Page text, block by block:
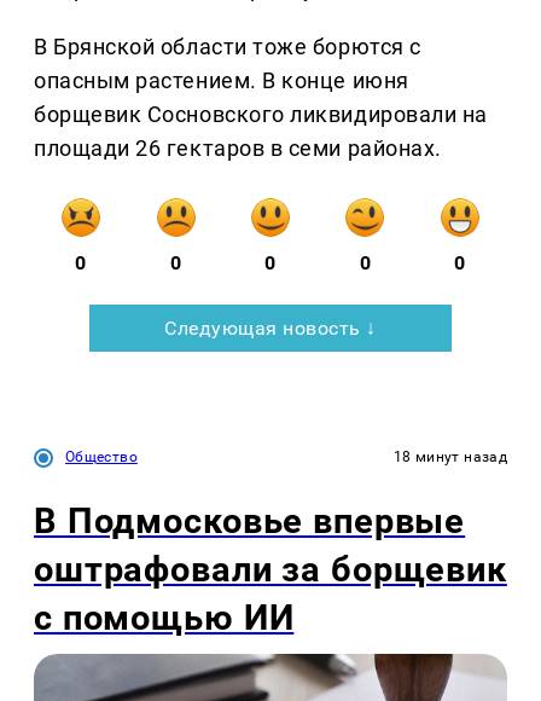
В Брянской области тоже борются с
опасным растением. В конце июня
борщевик Сосновского ликвидировали на
площади 26 гектаров в семи районах.
0 0 0 0 0
Следующая новость ↓
Общество 18 минут назад
В Подмосковье впервые
оштрафовали за борщевик
с помощью ИИ